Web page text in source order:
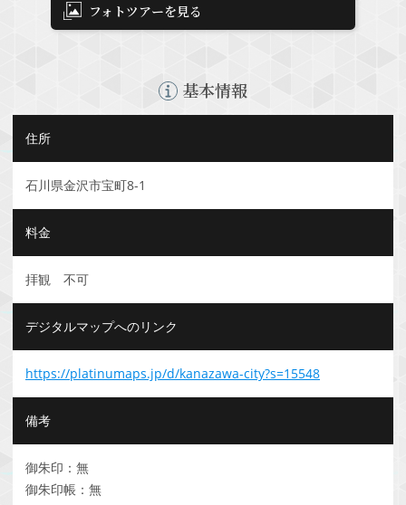
フォトツアーを見る
基本情報
住所
石川県金沢市宝町8-1
料金
拝観 不可
デジタルマップへのリンク
https://platinumaps.jp/d/kanazawa-city?s=15548
備考
御朱印：無
御朱印帳：無